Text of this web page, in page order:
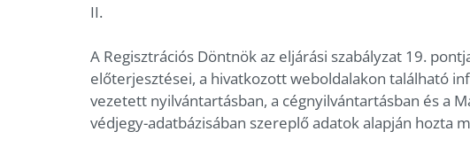
II.
A Regisztrációs Döntnök az eljárási szabályzat 19.
előterjesztései, a hivatkozott weboldalakon található
vezetett nyilvántartásban, a cégnyilvántartásban és a
védjegy-adatbázisában szereplő adatok alapján hozta